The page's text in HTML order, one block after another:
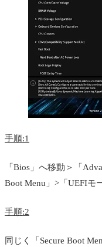
手順:1
「Bios」へ移動＞「
Boot Menu」>「UEFIモ
手順:2
同じく「Secure Boot